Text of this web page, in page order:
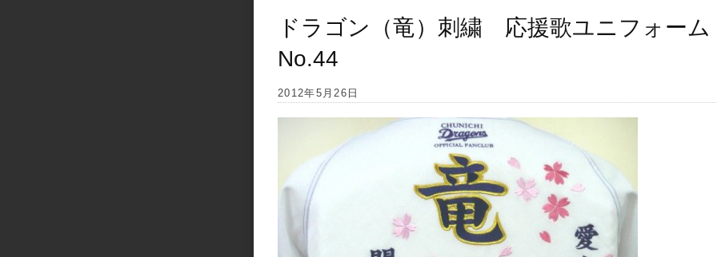
ドラゴン（竜）刺繍 応援歌ユニフォー
No.44
2012年5月26日